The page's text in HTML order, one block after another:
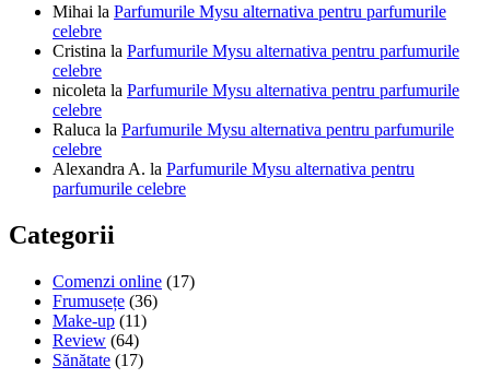
Mihai la Parfumurile Mysu alternativa pentru parfumurile
celebre
Cristina la Parfumurile Mysu alternativa pentru parfumurile
celebre
nicoleta la Parfumurile Mysu alternativa pentru parfumurile
celebre
Raluca la Parfumurile Mysu alternativa pentru parfumurile
celebre
Alexandra A. la Parfumurile Mysu alternativa pentru
parfumurile celebre
Categorii
Comenzi online (17)
Frumusețe (36)
Make-up (11)
Review (64)
Sănătate (17)